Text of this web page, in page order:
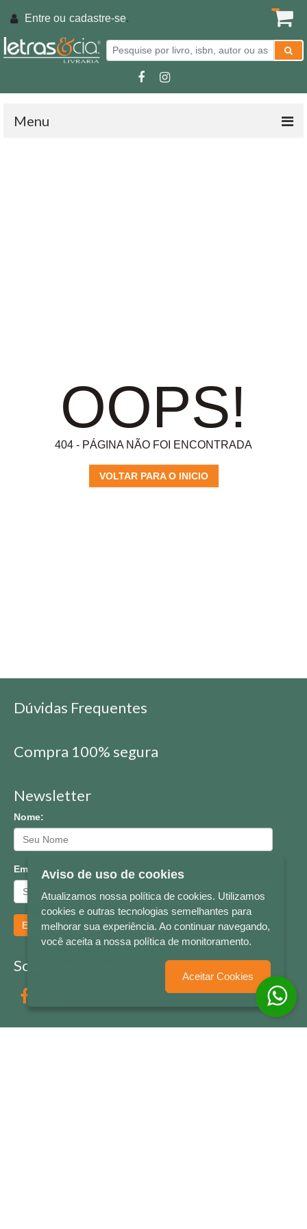
Entre ou cadastre-se.
Menu
OOPS!
404 - PÁGINA NÃO FOI ENCONTRADA
VOLTAR PARA O INICIO
Dúvidas Frequentes
Compra 100% segura
Newsletter
Nome:
Email:
Enviar
Socialize conosco
Aviso de uso de cookies
Atualizamos nossa política de cookies. Utilizamos
cookies e outras tecnologias semelhantes para
melhorar sua experiência. Ao continuar navegando,
você aceita a nossa política de monitoramento.
Aceitar Cookies